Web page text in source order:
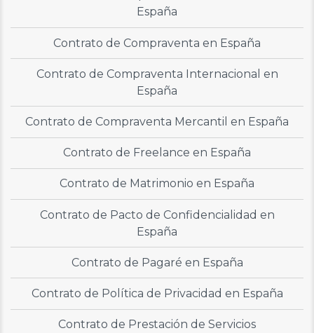
España
Contrato de Compraventa en España
Contrato de Compraventa Internacional en
España
Contrato de Compraventa Mercantil en España
Contrato de Freelance en España
Contrato de Matrimonio en España
Contrato de Pacto de Confidencialidad en
España
Contrato de Pagaré en España
Contrato de Política de Privacidad en España
Contrato de Prestación de Servicios